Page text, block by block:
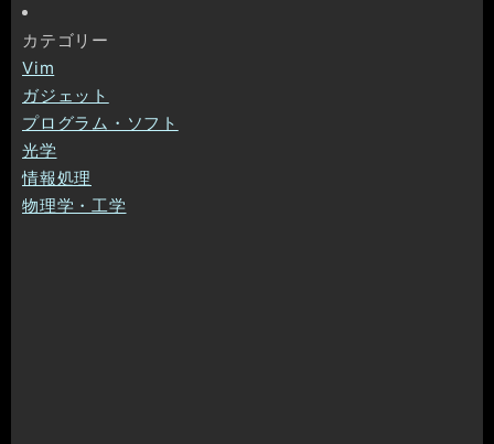
カテゴリー
Vim
ガジェット
プログラム・ソフト
光学
情報処理
物理学・工学